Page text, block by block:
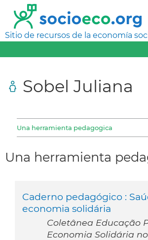
Sitio de recursos de la economía
Sobel Juliana
Una herramienta pedagogica
Una herramienta
Caderno pedagógico :
economia solidária
Coletânea Educação
Economia Solidária